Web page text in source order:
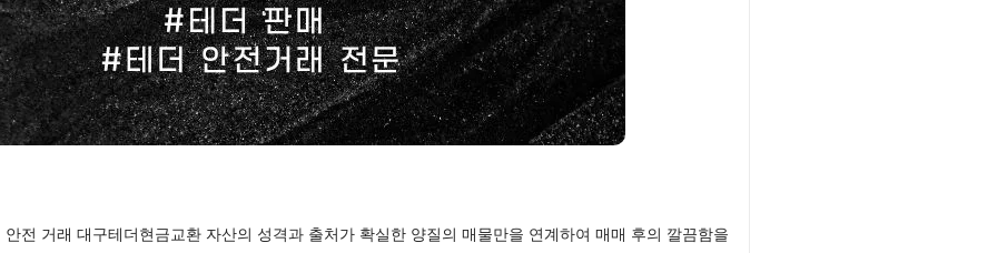
전 거래 대구테더현금교환 자산의 성격과 출처가 확실한 양질의 매물만을 연계하여 매매 후의 깔끔함을